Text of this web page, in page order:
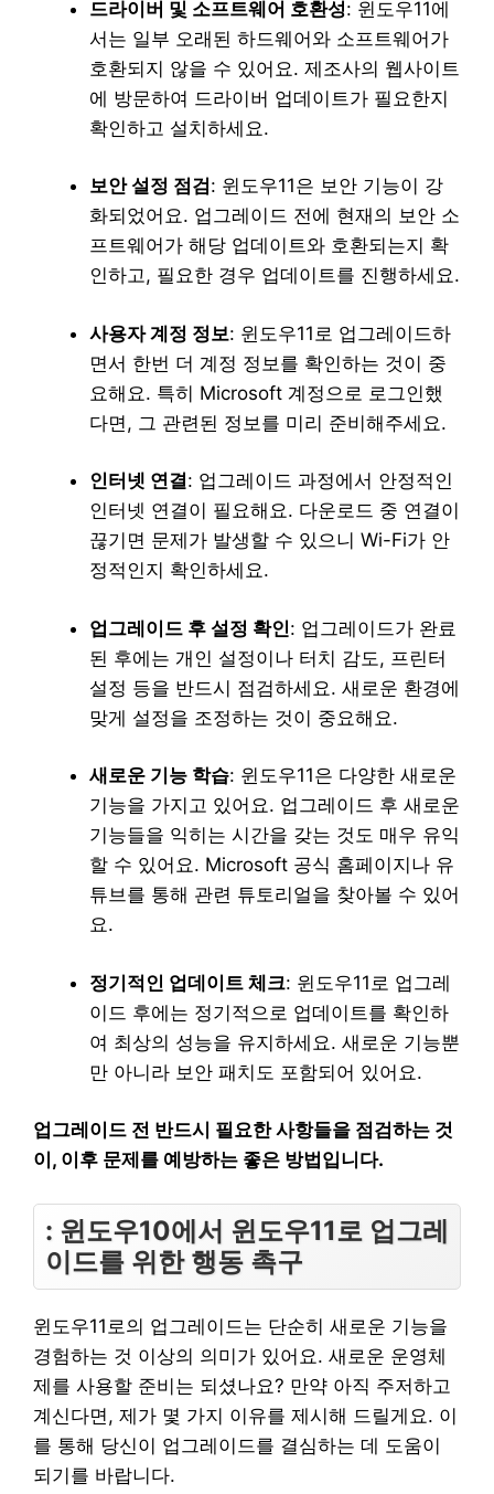
드라이버 및 소프트웨어 호환성: 윈도우11에
서는 일부 오래된 하드웨어와 소프트웨어가
호환되지 않을 수 있어요. 제조사의 웹사이트
에 방문하여 드라이버 업데이트가 필요한지
확인하고 설치하세요.
보안 설정 점검: 윈도우11은 보안 기능이 강
화되었어요. 업그레이드 전에 현재의 보안 소
프트웨어가 해당 업데이트와 호환되는지 확
인하고, 필요한 경우 업데이트를 진행하세요.
사용자 계정 정보: 윈도우11로 업그레이드하
면서 한번 더 계정 정보를 확인하는 것이 중
요해요. 특히 Microsoft 계정으로 로그인했
다면, 그 관련된 정보를 미리 준비해주세요.
인터넷 연결: 업그레이드 과정에서 안정적인
인터넷 연결이 필요해요. 다운로드 중 연결이
끊기면 문제가 발생할 수 있으니 Wi-Fi가 안
정적인지 확인하세요.
업그레이드 후 설정 확인: 업그레이드가 완료
된 후에는 개인 설정이나 터치 감도, 프린터
설정 등을 반드시 점검하세요. 새로운 환경에
맞게 설정을 조정하는 것이 중요해요.
새로운 기능 학습: 윈도우11은 다양한 새로운
기능을 가지고 있어요. 업그레이드 후 새로운
기능들을 익히는 시간을 갖는 것도 매우 유익
할 수 있어요. Microsoft 공식 홈페이지나 유
튜브를 통해 관련 튜토리얼을 찾아볼 수 있어
요.
정기적인 업데이트 체크: 윈도우11로 업그레
이드 후에는 정기적으로 업데이트를 확인하
여 최상의 성능을 유지하세요. 새로운 기능뿐
만 아니라 보안 패치도 포함되어 있어요.
업그레이드 전 반드시 필요한 사항들을 점검하는 것
이, 이후 문제를 예방하는 좋은 방법입니다.
: 윈도우10에서 윈도우11로 업그레
이드를 위한 행동 촉구
윈도우11로의 업그레이드는 단순히 새로운 기능을
경험하는 것 이상의 의미가 있어요. 새로운 운영체
제를 사용할 준비는 되셨나요? 만약 아직 주저하고
계신다면, 제가 몇 가지 이유를 제시해 드릴게요. 이
를 통해 당신이 업그레이드를 결심하는 데 도움이
되기를 바랍니다.